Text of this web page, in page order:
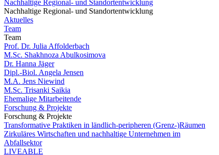
Nachhaltige Regional- und Standortentwicklung
Nachhaltige Regional- und Standortentwicklung
Aktuelles
Team
Team
Prof. Dr. Julia Affolderbach
M.Sc. Shakhnoza Abulkosimova
Dr. Hanna Jäger
Dipl.-Biol. Angela Jensen
M.A. Jens Niewind
M.Sc. Trisanki Saikia
Ehemalige Mitarbeitende
Forschung & Projekte
Forschung & Projekte
Transformative Praktiken in ländlich-peripheren (Grenz-)Räumen
Zirkuläres Wirtschaften und nachhaltige Unternehmen im
Abfallsektor
LIVEABLE